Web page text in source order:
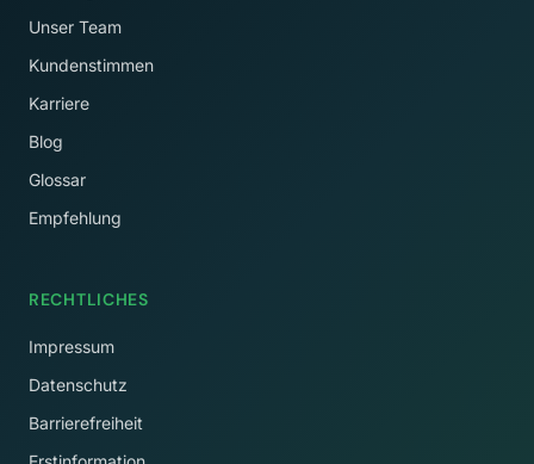
Unser Team
Kundenstimmen
Karriere
Blog
Glossar
Empfehlung
RECHTLICHES
Impressum
Datenschutz
Barrierefreiheit